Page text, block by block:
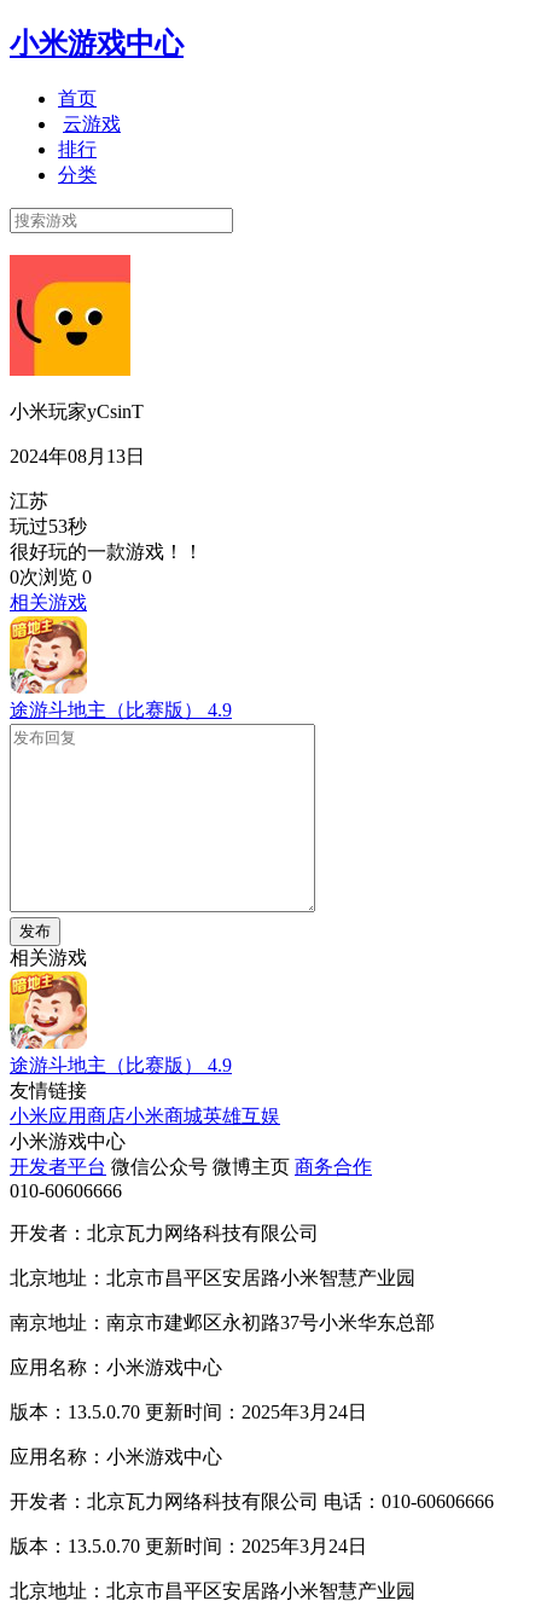
小米游戏中心
首页
云游戏
排行
分类
小米玩家yCsinT
2024年08月13日
江苏
玩过53秒
很好玩的一款游戏！！
0次浏览 0
相关游戏
途游斗地主（比赛版） 4.9
发布
相关游戏
途游斗地主（比赛版）
4.9
友情链接
小米应用商店小米商城英雄互娱
小米游戏中心
开发者平台 微信公众号 微博主页 商务合作
010-60606666
开发者：北京瓦力网络科技有限公司
北京地址：北京市昌平区安居路小米智慧产业园
南京地址：南京市建邺区永初路37号小米华东总部
应用名称：小米游戏中心
版本：13.5.0.70 更新时间：2025年3月24日
应用名称：小米游戏中心
开发者：北京瓦力网络科技有限公司 电话：010-60606666
版本：13.5.0.70 更新时间：2025年3月24日
北京地址：北京市昌平区安居路小米智慧产业园